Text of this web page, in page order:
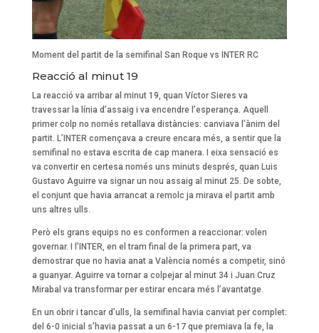
Moment del partit de la semifinal San Roque vs INTER RC
Reacció al minut 19
La reacció va arribar al minut 19, quan Víctor Sieres va
travessar la línia d’assaig i va encendre l’esperança. Aquell
primer colp no només retallava distàncies: canviava l’ànim del
partit. L’INTER començava a creure encara més, a sentir que la
semifinal no estava escrita de cap manera. I eixa sensació es
va convertir en certesa només uns minuts després, quan Luis
Gustavo Aguirre va signar un nou assaig al minut 25. De sobte,
el conjunt que havia arrancat a remolc ja mirava el partit amb
uns altres ulls.
Però els grans equips no es conformen a reaccionar: volen
governar. I l’INTER, en el tram final de la primera part, va
demostrar que no havia anat a València només a competir, sinó
a guanyar. Aguirre va tornar a colpejar al minut 34 i Juan Cruz
Mirabal va transformar per estirar encara més l’avantatge.
En un obrir i tancar d’ulls, la semifinal havia canviat per complet:
del 6-0 inicial s’havia passat a un 6-17 que premiava la fe, la